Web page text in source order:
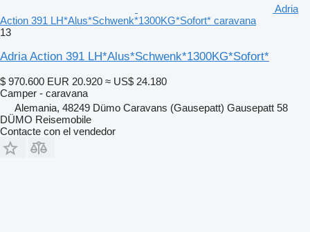
Adria
Action 391 LH*Alus*Schwenk*1300KG*Sofort* caravana
13
Adria Action 391 LH*Alus*Schwenk*1300KG*Sofort*
$ 970.600 EUR 20.920 ≈ US$ 24.180
Camper - caravana
Alemania, 48249 Dümo Caravans (Gausepatt) Gausepatt 58
DÜMO Reisemobile
Contacte con el vendedor